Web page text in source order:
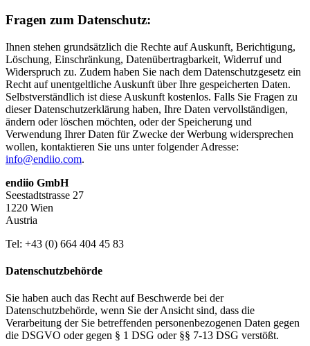
Fragen zum Datenschutz:
Ihnen stehen grundsätzlich die Rechte auf Auskunft, Berichtigung,
Löschung, Einschränkung, Datenübertragbarkeit, Widerruf und
Widerspruch zu. Zudem haben Sie nach dem Datenschutzgesetz ein
Recht auf unentgeltliche Auskunft über Ihre gespeicherten Daten.
Selbstverständlich ist diese Auskunft kostenlos. Falls Sie Fragen zu
dieser Datenschutzerklärung haben, Ihre Daten vervollständigen,
ändern oder löschen möchten, oder der Speicherung und
Verwendung Ihrer Daten für Zwecke der Werbung widersprechen
wollen, kontaktieren Sie uns unter folgender Adresse:
info@endiio.com.
endiio GmbH
Seestadtstrasse 27
1220 Wien
Austria
Tel: +43 (0) 664 404 45 83
Datenschutzbehörde
Sie haben auch das Recht auf Beschwerde bei der
Datenschutzbehörde, wenn Sie der Ansicht sind, dass die
Verarbeitung der Sie betreffenden personenbezogenen Daten gegen
die DSGVO oder gegen § 1 DSG oder §§ 7-13 DSG verstößt.